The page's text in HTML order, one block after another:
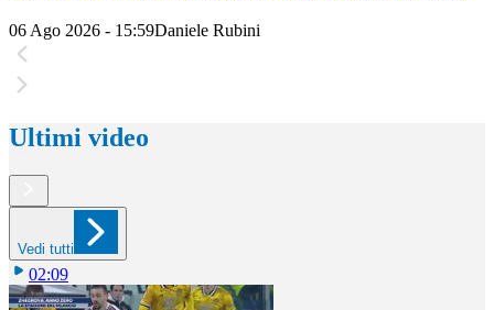
06 Ago 2026 - 15:59Daniele Rubini
Ultimi video
Vedi tutti
02:09